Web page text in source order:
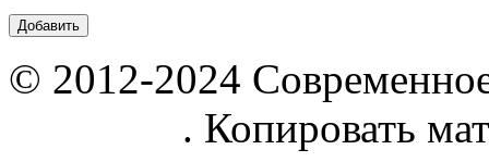
© 2012-2024
. Копировать